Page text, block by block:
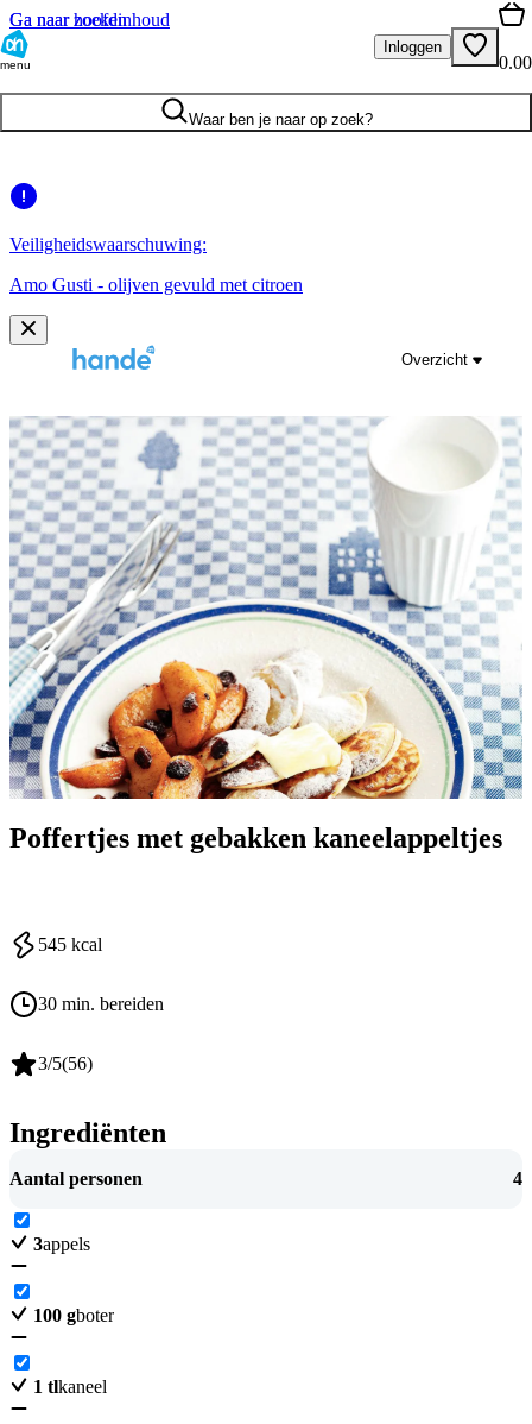
Ga naar hoofdinhoud
Ga naar zoeken
menu
Inloggen
0.00
Waar ben je naar op zoek?
Veiligheidswaarschuwing:
Amo Gusti - olijven gevuld met citroen
Overzicht
Poffertjes met gebakken kaneelappeltjes
545 kcal
30 min. bereiden
3/5(56)
Ingrediënten
Aantal personen 4
3appels
100 gboter
1 tlkaneel